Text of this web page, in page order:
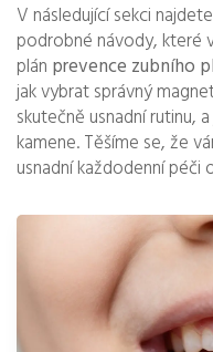
V následující sekci
podrobné návody, které
plán prevence zubního
jak vybrat správný
skutečně usnadní rutinu,
kamene. Těšíme se, že
usnadní každodenní péči